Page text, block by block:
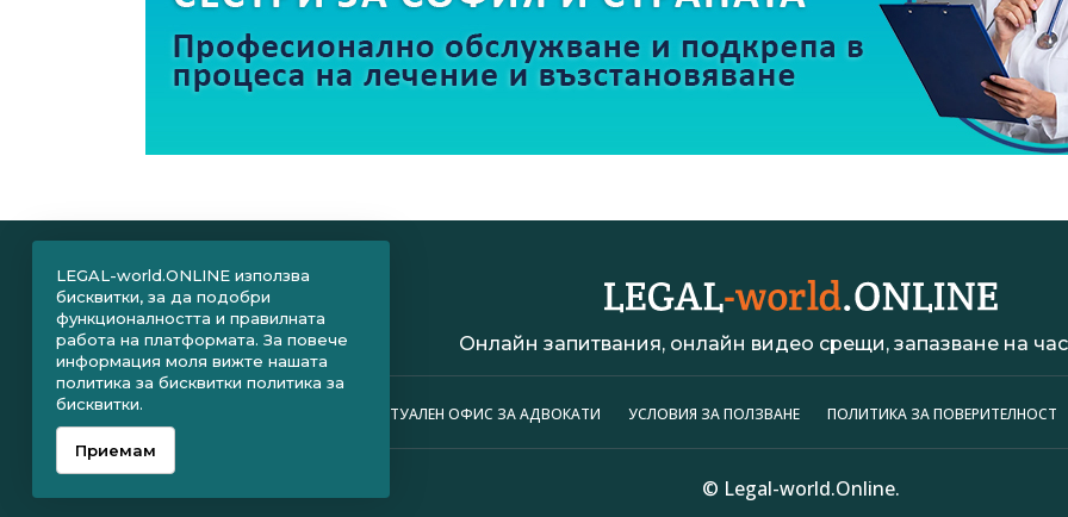
Онлайн запитвания, онлайн видео срещи, запазване на
ВИРТУАЛЕН ОФИС ЗА АДВОКАТИ УСЛОВИЯ ЗА ПОЛЗВАНЕ ПОЛИТИКА ЗА ПОВЕРИТЕЛНОСТ
© Legal-world.Online.
LEGAL-world.ONLINE използва
бисквитки, за да подобри
функционалността и правилната
работа на платформата. За повече
информация моля вижте нашата
политика за бисквитки политика за
бисквитки.
Приемам